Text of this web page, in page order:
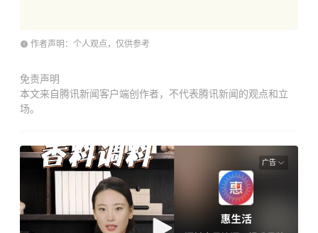
作者声明：个人观点，仅供参考
免责声明
本文来自腾讯新闻客户端创作者，不代表腾讯新闻的观点和立
场。
广告